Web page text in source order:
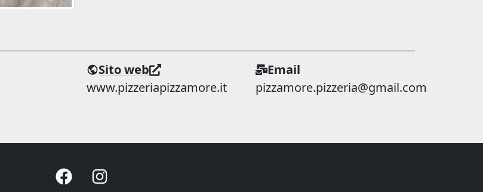
Sito web
www.pizzeriapizzamore.it
Email
pizzamore.pizzeria@gmail.com